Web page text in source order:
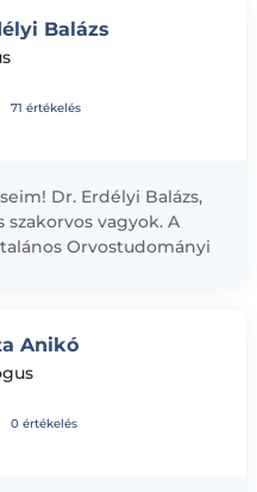
Balázs
71 értékelés
Dr. Erdélyi Balázs,
vagyok. A
Orvostudományi
Anikó
0 értékelés